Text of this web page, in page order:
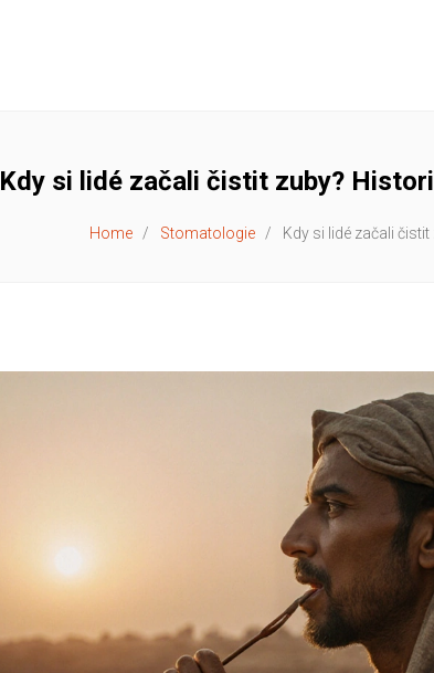
Kdy si lidé začali čistit zuby?
Home Stomatologie Kdy si lidé začali